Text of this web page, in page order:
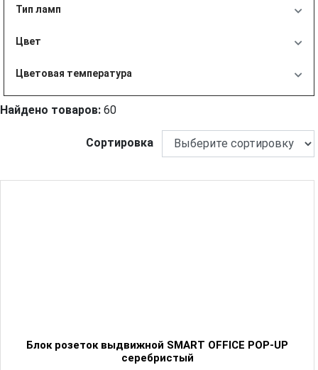
Тип ламп
Цвет
Цветовая температура
Найдено товаров: 60
Сортировка
Блок розеток выдвижной SMART OFFICE POP-UP
серебристый